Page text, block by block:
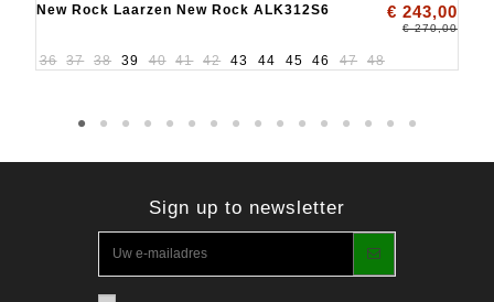
New Rock Laarzen New Rock ALK312S6 € 243,00
€ 270,00
36 37 38 39 40 41 42 43 44 45 46 47 48
Sign up to newsletter